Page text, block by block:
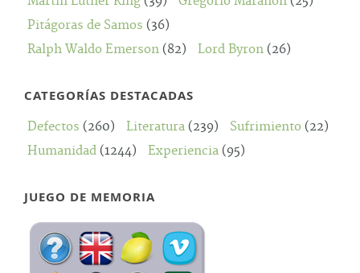
Pitágoras de Samos (36)
Ralph Waldo Emerson (82) Lord Byron (26)
CATEGORÍAS DESTACADAS
Defectos (260) Literatura (239) Sufrimiento (22)
Humanidad (1244) Experiencia (95)
JUEGO DE MEMORIA